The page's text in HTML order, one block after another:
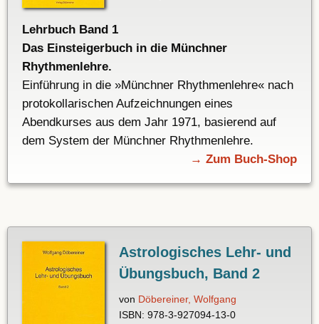
Lehrbuch Band 1
Das Einsteigerbuch in die Münchner
Rhythmenlehre.
Einführung in die »Münchner Rhythmenlehre« nach
protokollarischen Aufzeichnungen eines
Abendkurses aus dem Jahr 1971, basierend auf
dem System der Münchner Rhythmenlehre.
→ Zum Buch-Shop
Astrologisches Lehr- und
Übungsbuch, Band 2
von Döbereiner, Wolfgang
ISBN: 978-3-927094-13-0